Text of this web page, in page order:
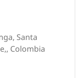
Santa
Colombia